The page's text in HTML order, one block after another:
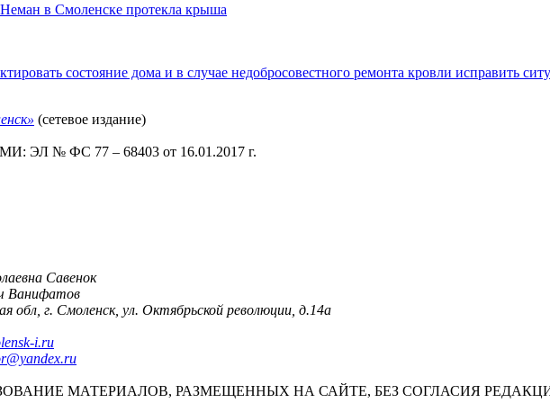
в Смоленске протекла крыша
состояние дома и в случае недобросовестного ремонта кровли исправить
(сетевое издание)
ЭЛ № ФС 77 – 68403 от 16.01.2017 г.
Савенок
Ванифатов
обл, г. Смоленск, ул. Октябрьской революции, д.14а
i.ru
МАТЕРИАЛОВ, РАЗМЕЩЕННЫХ НА САЙТЕ, БЕЗ СОГЛАСИЯ